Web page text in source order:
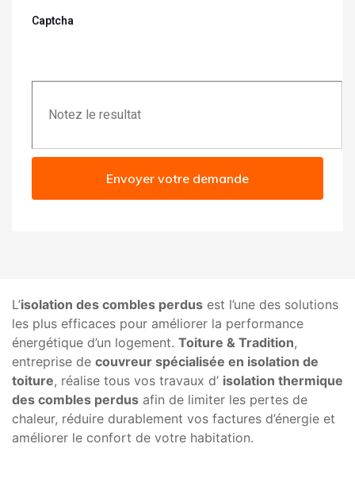
Captcha
Envoyer votre demande
L’isolation des combles perdus est l’une des solutions
les plus efficaces pour améliorer la performance
énergétique d’un logement. Toiture & Tradition,
entreprise de couvreur spécialisée en isolation de
toiture, réalise tous vos travaux d’ isolation thermique
des combles perdus afin de limiter les pertes de
chaleur, réduire durablement vos factures d’énergie et
améliorer le confort de votre habitation.